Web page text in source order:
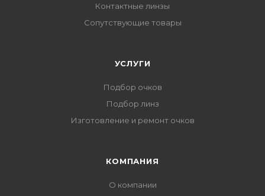
Контактные линзы
Сопутствующие товары
УСЛУГИ
Подбор очков
Подбор линз
Изготовление и ремонт очков
КОМПАНИЯ
О компании